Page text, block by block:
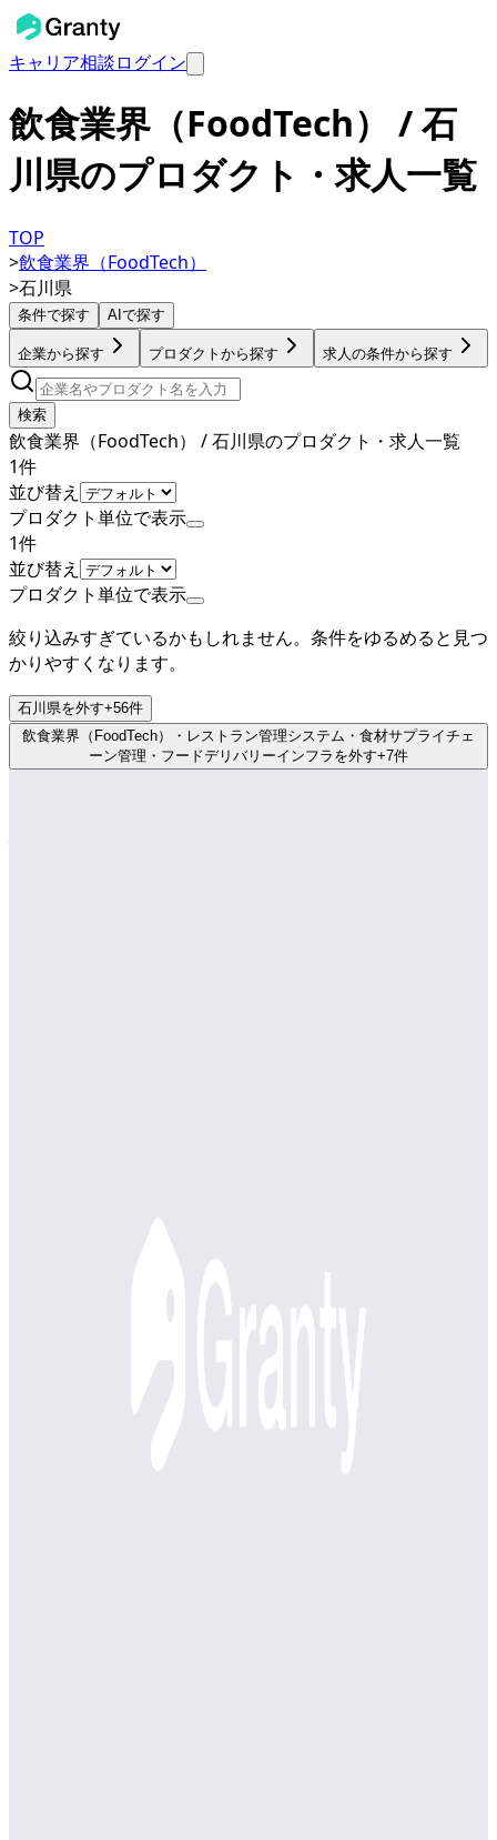
キャリア相談ログイン
飲食業界（FoodTech） / 石
川県のプロダクト・求人一覧
TOP
>飲食業界（FoodTech）
>石川県
条件で探す AIで探す
企業から探す プロダクトから探す 求人の条件から探す
検索
飲食業界（FoodTech） / 石川県のプロダクト・求人一覧
1件
並び替え
プロダクト単位で表示
1件
並び替え
プロダクト単位で表示
絞り込みすぎているかもしれません。条件をゆるめると見つ
かりやすくなります。
石川県を外す+56件
飲食業界（FoodTech）・レストラン管理システム・食材サプライチェ
ーン管理・フードデリバリーインフラ を外す+7件
【金沢・転勤なし】保育士バンク！両面型キャリ
アアドバイザー